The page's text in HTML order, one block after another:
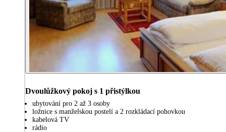
Dvoulůžkový pokoj s 1 přistýlkou
ubytování pro 2 až 3 osoby
ložnice s manželskou postelí a 2 rozkládací pohovkou
kabelová TV
rádio